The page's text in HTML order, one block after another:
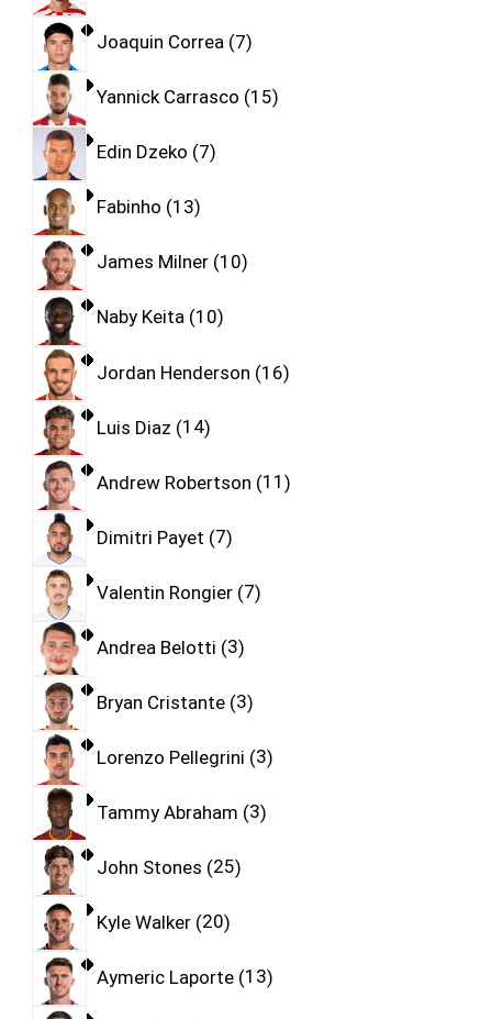
Joaquin Correa 7
Yannick Carrasco 15
Edin Dzeko 7
Fabinho 13
James Milner 10
Naby Keita 10
Jordan Henderson 16
Luis Diaz 14
Andrew Robertson 11
Dimitri Payet 7
Valentin Rongier 7
Andrea Belotti 3
Bryan Cristante 3
Lorenzo Pellegrini 3
Tammy Abraham 3
John Stones 25
Kyle Walker 20
Aymeric Laporte 13